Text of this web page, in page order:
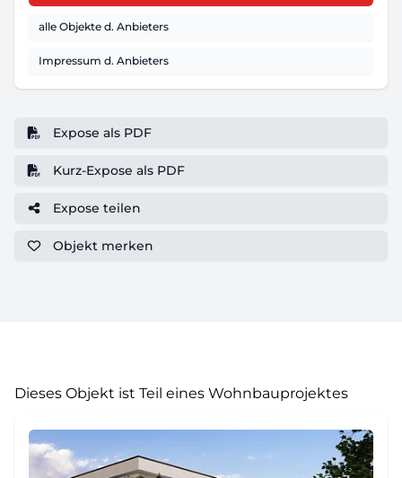
alle Objekte d. Anbieters
Impressum d. Anbieters
Expose als PDF
Kurz-Expose als PDF
Expose teilen
Objekt merken
Dieses Objekt ist Teil eines Wohnbauprojektes